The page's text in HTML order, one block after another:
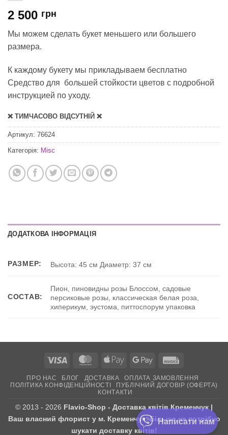
2 500 грн
Мы можем сделать букет меньшего или большего
размера.
К каждому букету мы прикладываем бесплатно
Средство для большей стойкости цветов с подробной
инструкцией по уходу.
❌ ТИМЧАСОВО ВІДСУТНІЙ ❌
Артикул: 76624
Категорія: Misc
ДОДАТКОВА ІНФОРМАЦІЯ
РАЗМЕР: Высота: 45 см Диаметр: 37 см
СОСТАВ:
Пион, пиновидны розы Блоссом, садовые
персиковые розы, классическая белая роза,
хиперикум, эустома, питтоспорум упаковка
Написати нам
Visa MasterCardApple
Google
ПРО НАС БЛОГ ДОСТАВКА
ОПЛАТА ЗАМОВЛЕННЯ
ПОЛІТИКА КОНФІДЕНЦІЙНОСТІ
ПУБЛІЧНИЙ ДОГОВІР (ОФЕРТА)
КОНТАКТИ
© 2013 - 2026 Flavio-Shop - Доставка квітів Кременчук |
Ваш власний флорист у м. Кременчук. Більше не потрібно
шукати доставку квітів!